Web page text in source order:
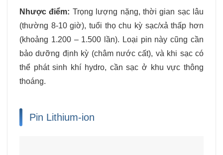
Nhược điểm: Trọng lượng nặng, thời gian sạc lâu
(thường 8-10 giờ), tuổi thọ chu kỳ sạc/xả thấp hơn
(khoảng 1.200 – 1.500 lần). Loại pin này cũng cần
bảo dưỡng định kỳ (châm nước cất), và khi sạc có
thể phát sinh khí hydro, cần sạc ở khu vực thông
thoáng.
Pin Lithium-ion